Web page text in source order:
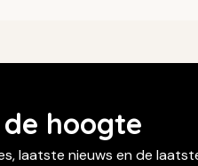
hoogte
laatste nieuws en de